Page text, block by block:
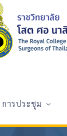
การประชุม